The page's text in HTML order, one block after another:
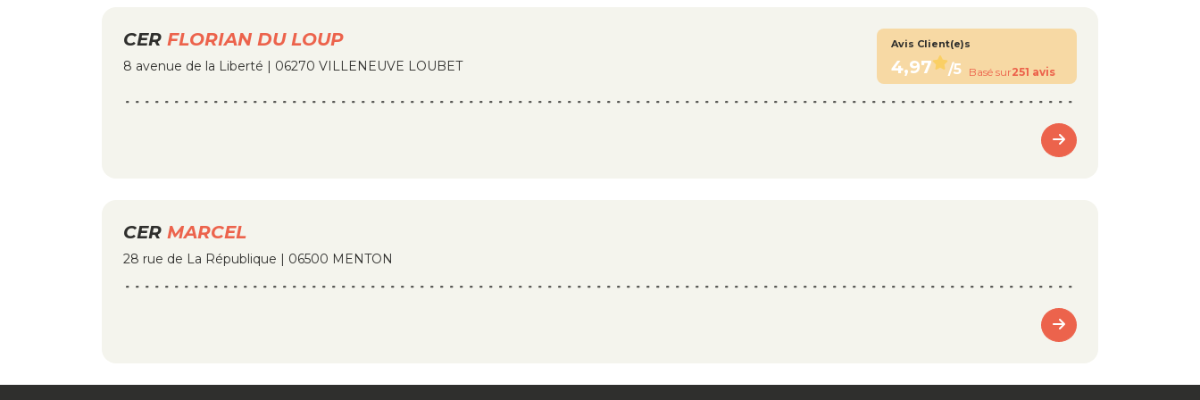
CER FLORIAN DU LOUP
8 avenue de la Liberté | 06270 VILLENEUVE LOUBET
Avis Client(e)s
4,97 /5 Basé sur251 avis
CER MARCEL
28 rue de La République | 06500 MENTON